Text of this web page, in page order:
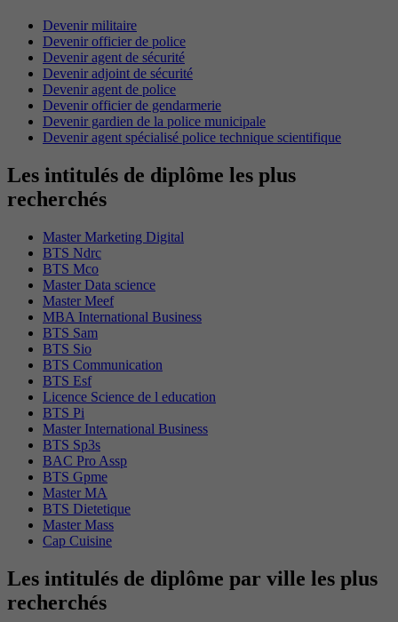
Devenir militaire
Devenir officier de police
Devenir agent de sécurité
Devenir adjoint de sécurité
Devenir agent de police
Devenir officier de gendarmerie
Devenir gardien de la police municipale
Devenir agent spécialisé police technique scientifique
Les intitulés de diplôme les plus
recherchés
Master Marketing Digital
BTS Ndrc
BTS Mco
Master Data science
Master Meef
MBA International Business
BTS Sam
BTS Sio
BTS Communication
BTS Esf
Licence Science de l education
BTS Pi
Master International Business
BTS Sp3s
BAC Pro Assp
BTS Gpme
Master MA
BTS Dietetique
Master Mass
Cap Cuisine
Les intitulés de diplôme par ville les plus
recherchés